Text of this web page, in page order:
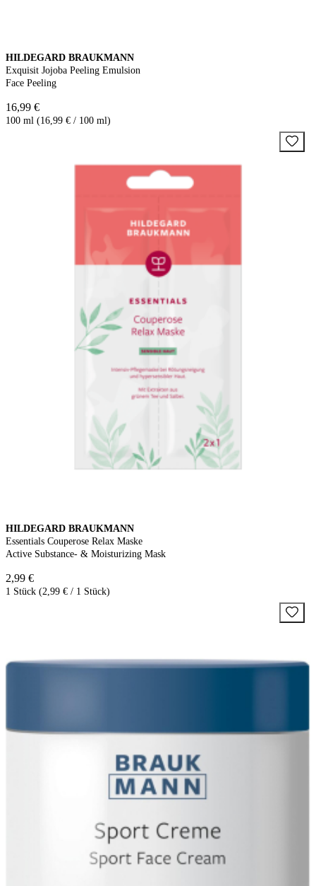
HILDEGARD BRAUKMANN
Exquisit Jojoba Peeling Emulsion
Face Peeling
16,99 €
100 ml (16,99 € / 100 ml)
HILDEGARD BRAUKMANN
Essentials Couperose Relax Maske
Active Substance- & Moisturizing Mask
2,99 €
1 Stück (2,99 € / 1 Stück)